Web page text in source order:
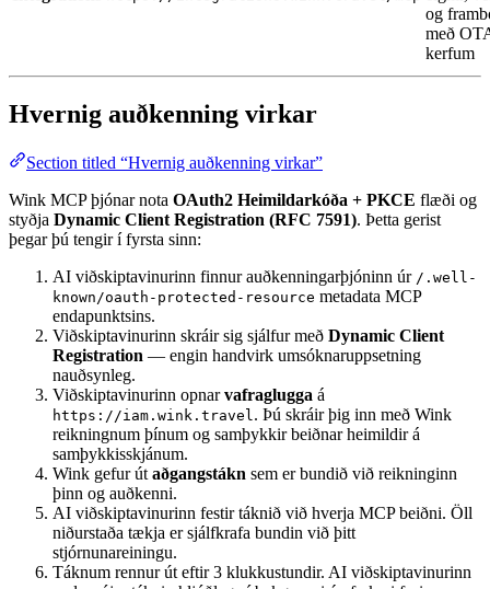
og
með
kerfum
Hvernig auðkenning virkar
Section titled “Hvernig auðkenning virkar”
Wink MCP þjónar nota OAuth2 Heimildarkóða + PKCE flæði og
styðja Dynamic Client Registration (RFC 7591). Þetta gerist
þegar þú tengir í fyrsta sinn:
AI viðskiptavinurinn finnur auðkenningarþjóninn úr /.well-
known/oauth-protected-resource metadata MCP
endapunktsins.
Viðskiptavinurinn skráir sig sjálfur með Dynamic Client
Registration — engin handvirk umsóknaruppsetning
nauðsynleg.
Viðskiptavinurinn opnarvafraglugga á
https://iam.wink.travel . Þú skráir þig inn með Wink
reikningnum þínum og samþykkir beiðnar heimildir á
samþykkisskjánum.
Wink gefur út aðgangstákn sem er bundið við reikninginn
þinn og auðkenni.
AI viðskiptavinurinn festir táknið við hverja MCP beiðni. Öll
niðurstaða tækja er sjálfkrafa bundin við þitt
stjórnunareiningu.
Táknum rennur út eftir 3 klukkustundir. AI viðskiptavinurinn